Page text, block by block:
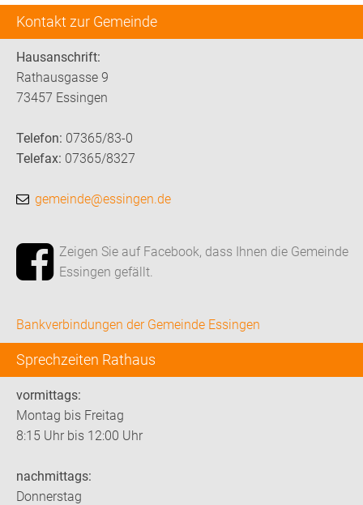
Kontakt zur Gemeinde
Hausanschrift:
Rathausgasse 9
73457 Essingen
Telefon: 07365/83-0
Telefax: 07365/8327
gemeinde@essingen.de
Zeigen Sie auf Facebook, dass Ihnen die Gemeinde
Essingen gefällt.
Bankverbindungen der Gemeinde Essingen
Sprechzeiten Rathaus
vormittags:
Montag bis Freitag
8:15 Uhr bis 12:00 Uhr
nachmittags:
Donnerstag